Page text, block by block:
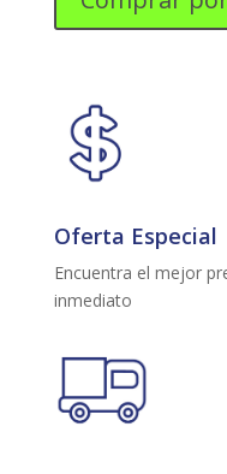
cantidad
Oferta Especial
Encuentra el mejor
inmediato